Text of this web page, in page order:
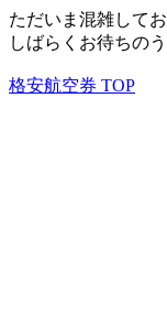
ただいま混雑してお
しばらくお待ちの
格安航空券 TOP